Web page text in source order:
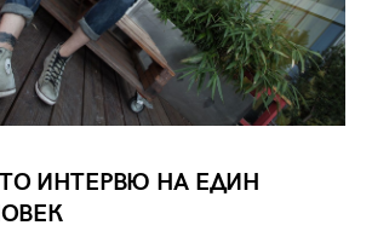
ИНТЕРВЮ НА ЕДИН